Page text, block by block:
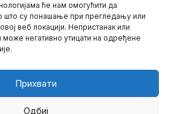
ће нам омогућити да
што су понашање при прегледању или
веб локацији. Непристанак или
негативно утицати на одређене
Прихвати
Одбиј
poslanik pozvao
Bajdenovu
da razmotri
ukidanje
Novinarka i
promoterka
u Australiji
3 doze